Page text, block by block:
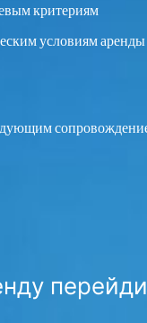
критериям
условиям аренды